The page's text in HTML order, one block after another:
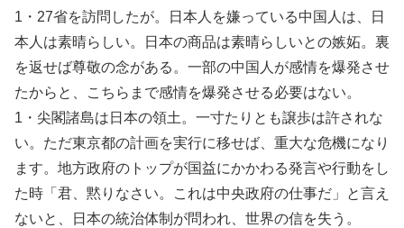
1・27省を訪問したが。日本人を嫌っている中国人は、日
本人は素晴らしい。日本の商品は素晴らしいとの嫉妬。裏
を返せば尊敬の念がある。一部の中国人が感情を爆発させ
たからと、こちらまで感情を爆発させる必要はない。
1・尖閣諸島は日本の領土。一寸たりとも譲歩は許されな
い。ただ東京都の計画を実行に移せば、重大な危機になり
ます。地方政府のトップが国益にかかわる発言や行動をし
た時「君、黙りなさい。これは中央政府の仕事だ」と言え
ないと、日本の統治体制が問われ、世界の信を失う。